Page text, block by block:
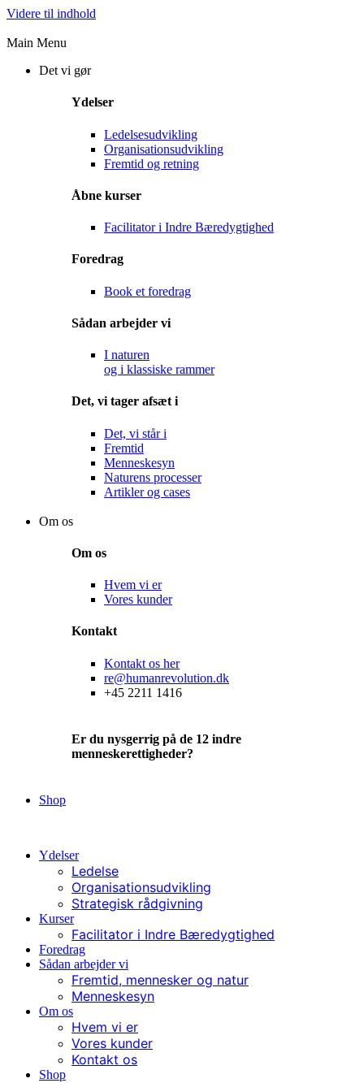
Videre til indhold
Main Menu
Det vi gør
Ydelser
Ledelsesudvikling
Organisationsudvikling
Fremtid og retning
Åbne kurser
Facilitator i Indre Bæredygtighed
Foredrag
Book et foredrag
Sådan arbejder vi
I naturen
og i klassiske rammer
Det, vi tager afsæt i
Det, vi står i
Fremtid
Menneskesyn
Naturens processer
Artikler og cases
Om os
Om os
Hvem vi er
Vores kunder
Kontakt
Kontakt os her
re@humanrevolution.dk
+45 2211 1416
Er du nysgerrig på de 12 indre
menneskerettigheder?
Shop
Ydelser
Ledelse
Organisationsudvikling
Strategisk rådgivning
Kurser
Facilitator i Indre Bæredygtighed
Foredrag
Sådan arbejder vi
Fremtid, mennesker og natur
Menneskesyn
Om os
Hvem vi er
Vores kunder
Kontakt os
Shop